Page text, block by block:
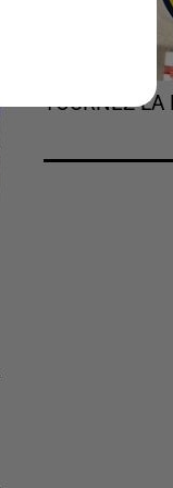
TOURNEZ LA